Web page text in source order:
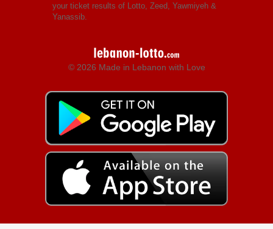
your ticket results of Lotto, Zeed, Yawmiyeh &
Yanassib.
© 2026 Made in Lebanon with Love